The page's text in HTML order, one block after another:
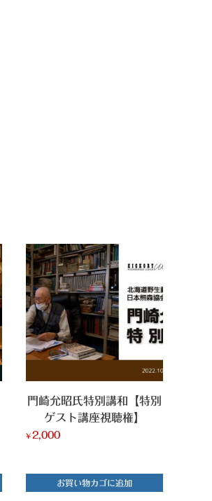
門崎允昭氏特別講和【特別
ゲスト講座視聴権】
¥ 2,000
お買い物カゴに追加